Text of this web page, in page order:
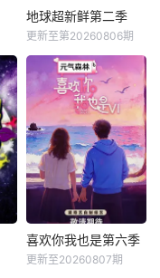
地球超新鲜第二季
更新至第20260806期
喜欢你我也是第六季
更新至20260807期